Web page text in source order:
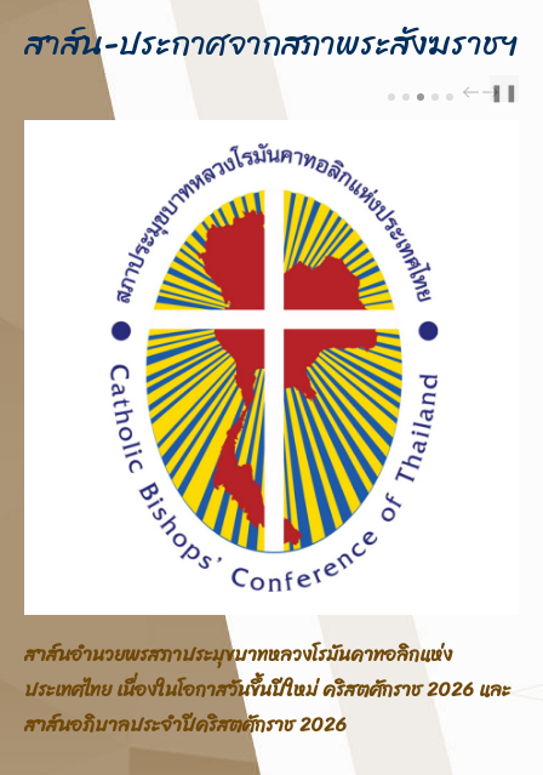
สาส์น-ประกาศจากสภาพระสังฆราชฯ
PREVNEXT
❚❚
สาส์นอภิบาลสภาประมุขบาทหลวงโรมันคาทอลิกแห่ง
ประเทศไทย โอกาสสมโภชพระคริสตสมภพ คริสตศักราช 2025